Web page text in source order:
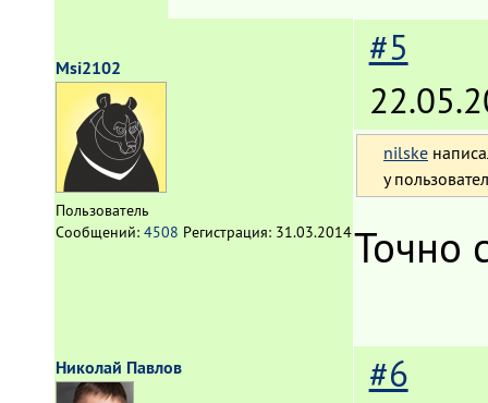
Msi2102
Пользователь
Сообщений: 4508 Регистрация: 31.03.2014
#5
nilske
у
Точно
Николай Павлов
#6